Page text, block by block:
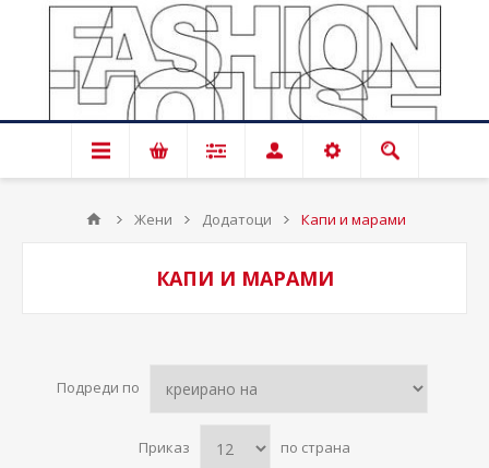
Жени Додатоци Капи и марами
КАПИ И МАРАМИ
Подреди по
Приказ по страна